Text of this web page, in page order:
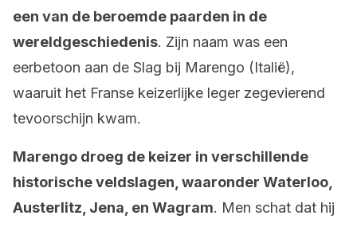
een van de beroemde paarden in de
wereldgeschiedenis. Zijn naam was een
eerbetoon aan de Slag bij Marengo (Italië),
waaruit het Franse keizerlijke leger zegevierend
tevoorschijn kwam.
Marengo droeg de keizer in verschillende
historische veldslagen, waaronder Waterloo,
Austerlitz, Jena, en Wagram. Men schat dat hij